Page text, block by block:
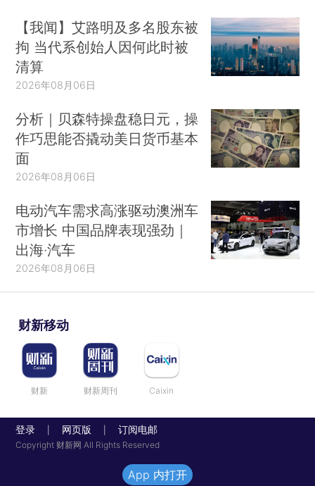
【我闻】艾路明及多名股东被
拘 当代系创始人因何此时被
清算
2026年08月06日
分析｜贝森特操盘稳日元，操
作巧思能否撬动美日货币基本
面
2026年08月06日
电动汽车需求高涨驱动澳洲车
市增长 中国品牌表现强劲｜
出海·汽车
2026年08月06日
财新移动
财新 财新周刊 Caixin
登录 网页版 订阅电邮
Copyright 财新网 All Rights Reserved
App 内打开